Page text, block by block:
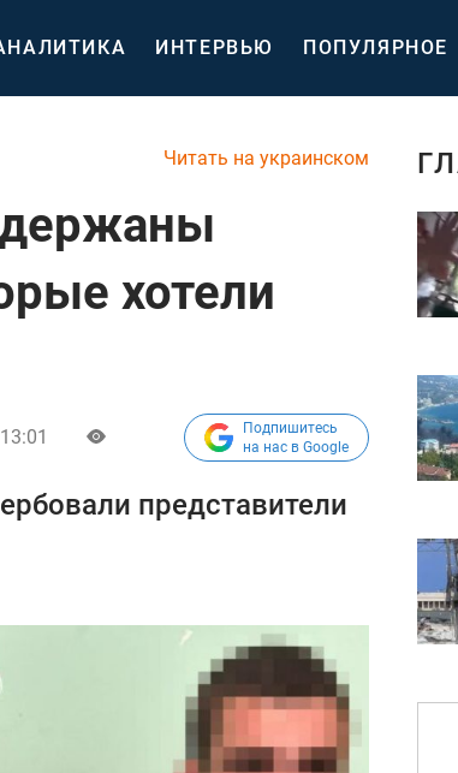
ИНТЕРВЬЮ ПОПУЛЯРНОЕ
Читать на украинском
хотели
Подпишитесь
на нас в Google
представители